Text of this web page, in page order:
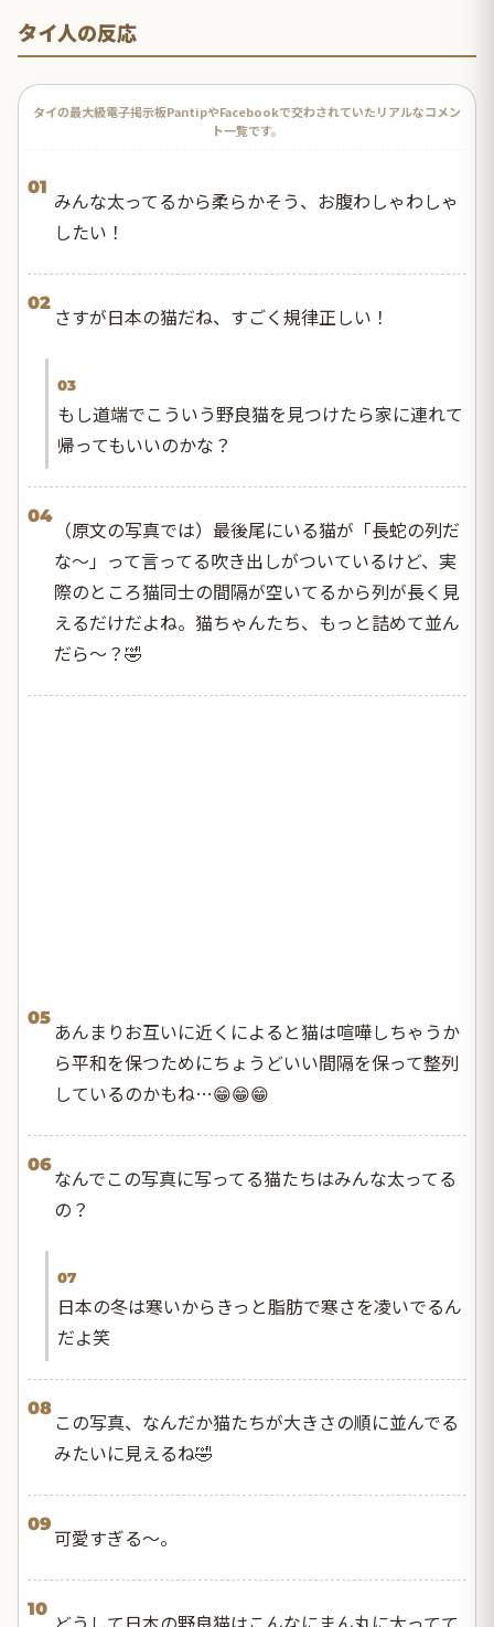
タイ人の反応
タイの最大級電子掲示板PantipやFacebookで交わされていたリアルなコメン
ト一覧です。
01
みんな太ってるから柔らかそう、お腹わしゃわしゃ
したい！
02
さすが日本の猫だね、すごく規律正しい！
03
もし道端でこういう野良猫を見つけたら家に連れて
帰ってもいいのかな？
04
（原文の写真では）最後尾にいる猫が「長蛇の列だ
な〜」って言ってる吹き出しがついているけど、実
際のところ猫同士の間隔が空いてるから列が長く見
えるだけだよね。猫ちゃんたち、もっと詰めて並ん
だら〜？🤣
05
あんまりお互いに近くによると猫は喧嘩しちゃうか
ら平和を保つためにちょうどいい間隔を保って整列
しているのかもね…😁😁😁
06
なんでこの写真に写ってる猫たちはみんな太ってる
の？
07
日本の冬は寒いからきっと脂肪で寒さを凌いでるん
だよ笑
08
この写真、なんだか猫たちが大きさの順に並んでる
みたいに見えるね🤣
09
可愛すぎる〜。
10